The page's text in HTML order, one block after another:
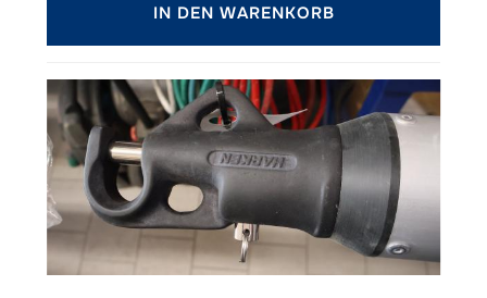
IN DEN WARENKORB